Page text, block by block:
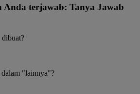
Anda terjawab: Tanya Jawab
dibuat?
dalam "lainnya"?